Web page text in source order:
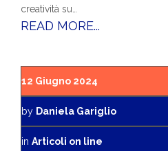
creatività su…
READ MORE...
12 Giugno 2024
by Daniela Gariglio
in Articoli on line